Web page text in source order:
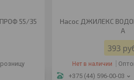
55/35
Насос ДЖИЛЕКС
А
393
Нет в наличии
+375 (44) 596-00-03